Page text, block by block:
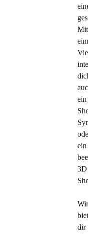
ein
ein
3D
Wir
dir